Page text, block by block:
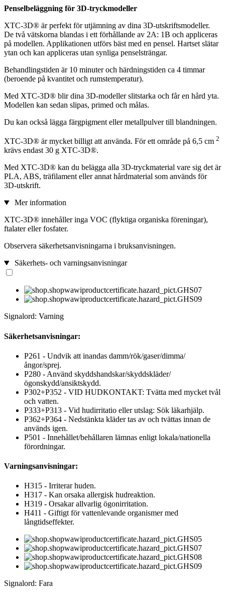
Penselbeläggning för 3D-tryckmodeller
XTC-3D® är perfekt för utjämning av dina 3D-utskriftsmodeller.
De två vätskorna blandas i ett förhållande av 2A: 1B och appliceras
på modellen. Applikationen utförs bäst med en pensel. Hartset slätar
ytan och kan appliceras utan synliga penselsträngar.
Behandlingstiden är 10 minuter och härdningstiden ca 4 timmar
(beroende på kvantitet och rumstemperatur).
Med XTC-3D® blir dina 3D-modeller slitstarka och får en hård yta.
Modellen kan sedan slipas, primed och målas.
Du kan också lägga färgpigment eller metallpulver till blandningen.
XTC-3D® är mycket billigt att använda. För ett område på 6,5 cm 2
krävs endast 30 g XTC-3D®.
Med XTC-3D® kan du belägga alla 3D-tryckmaterial vare sig det är
PLA, ABS, träfilament eller annat hårdmaterial som används för
3D-utskrift.
Mer information
XTC-3D® innehåller inga VOC (flyktiga organiska föreningar),
ftalater eller fosfater.
Observera säkerhetsanvisningarna i bruksanvisningen.
Säkerhets- och varningsanvisningar
Signalord: Varning
Säkerhetsanvisningar:
P261 - Undvik att inandas damm/rök/gaser/dimma/
ångor/sprej.
P280 - Använd skyddshandskar/skyddskläder/
ögonskydd/ansiktskydd.
P302+P352 - VID HUDKONTAKT: Tvätta med mycket tvål
och vatten.
P333+P313 - Vid hudirritatio eller utslag: Sök läkarhjälp.
P362+P364 - Nedstänkta kläder tas av och tvättas innan de
används igen.
P501 - Innehållet/behållaren lämnas enligt lokala/nationella
förordningar.
Varningsanvisningar:
H315 - Irriterar huden.
H317 - Kan orsaka allergisk hudreaktion.
H319 - Orsakar allvarlig ögonirritation.
H411 - Giftigt för vattenlevande organismer med
långtidseffekter.
Signalord: Fara